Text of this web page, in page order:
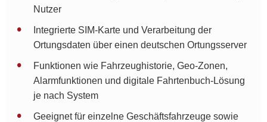
Nutzer
Integrierte SIM-Karte und Verarbeitung der
Ortungsdaten über einen deutschen Ortungsserver
Funktionen wie Fahrzeughistorie, Geo-Zonen,
Alarmfunktionen und digitale Fahrtenbuch-Lösung
je nach System
Geeignet für einzelne Geschäftsfahrzeuge sowie